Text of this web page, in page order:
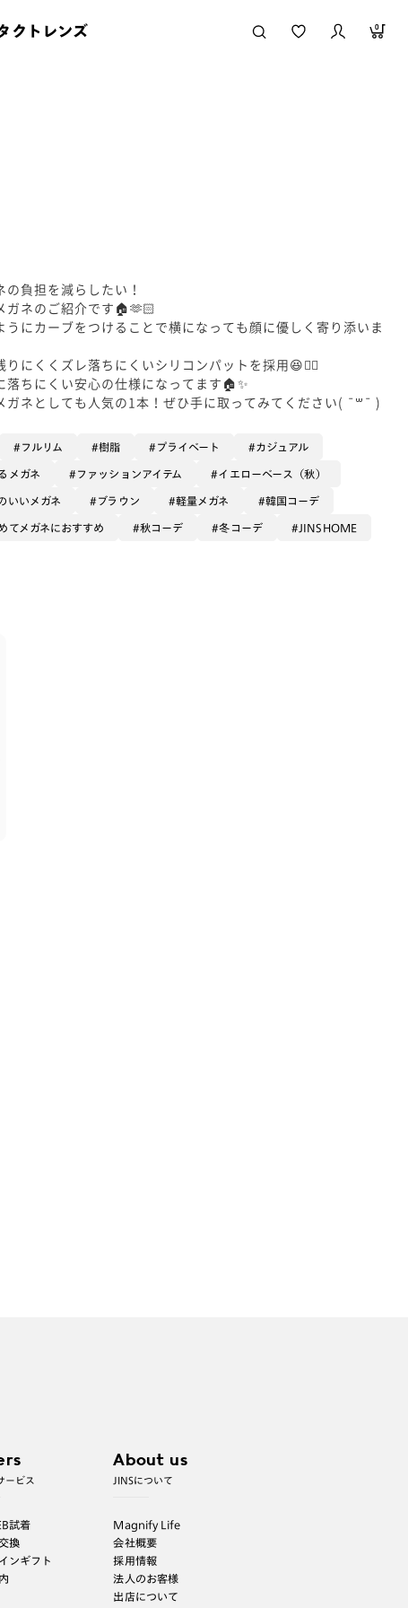
クトレンズ 0
負担を減らしたい！
ガネのご紹介です🏠🫶🏻
にカーブをつけることで横になっても顔に優しく寄り添いま
にくくズレ落ちにくいシリコンパットを採用😆❤️‍🔥
ちにくい安心の仕様になってます🏠✨
室内使いはもちろん普段のメガネとしても人気の1本！ぜひ手に取ってみてください( ¯꒳¯ )
フルリム 樹脂 プライベート カジュアル
メガネ ファッションアイテム イエローベース（秋）
いいメガネ ブラウン 軽量メガネ 韓国コーデ
てメガネにおすすめ 秋コーデ 冬コーデ JINSHOME
ービス
試着
換
ンギフト
About us
JINSについて
Magnify Life
会社概要
採用情報
法人のお客様
出店について